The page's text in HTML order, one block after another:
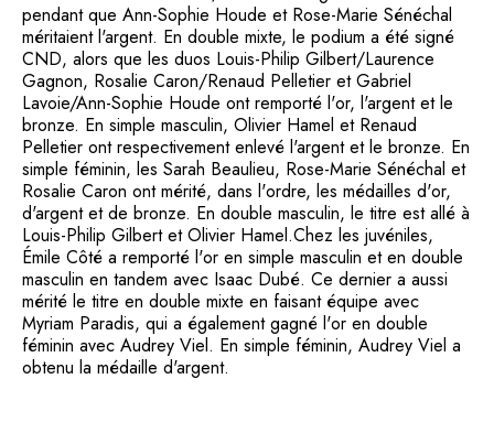
pendant que Ann-Sophie Houde et Rose-Marie Sénéchal
méritaient l'argent. En double mixte, le podium a été signé
CND, alors que les duos Louis-Philip Gilbert/Laurence
Gagnon, Rosalie Caron/Renaud Pelletier et Gabriel
Lavoie/Ann-Sophie Houde ont remporté l'or, l'argent et le
bronze. En simple masculin, Olivier Hamel et Renaud
Pelletier ont respectivement enlevé l'argent et le bronze. En
simple féminin, les Sarah Beaulieu, Rose-Marie Sénéchal et
Rosalie Caron ont mérité, dans l'ordre, les médailles d'or,
d'argent et de bronze. En double masculin, le titre est allé à
Louis-Philip Gilbert et Olivier Hamel.Chez les juvéniles,
Émile Côté a remporté l'or en simple masculin et en double
masculin en tandem avec Isaac Dubé. Ce dernier a aussi
mérité le titre en double mixte en faisant équipe avec
Myriam Paradis, qui a également gagné l'or en double
féminin avec Audrey Viel. En simple féminin, Audrey Viel a
obtenu la médaille d'argent.